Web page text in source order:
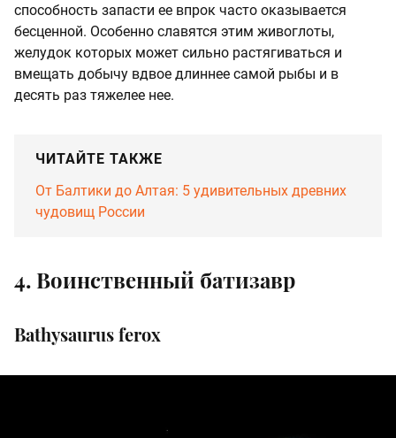
способность запасти ее впрок часто оказывается
бесценной. Особенно славятся этим живоглоты,
желудок которых может сильно растягиваться и
вмещать добычу вдвое длиннее самой рыбы и в
десять раз тяжелее нее.
ЧИТАЙТЕ ТАКЖЕ
От Балтики до Алтая: 5 удивительных древних
чудовищ России
4. Воинственный батизавр
Bathysaurus ferox